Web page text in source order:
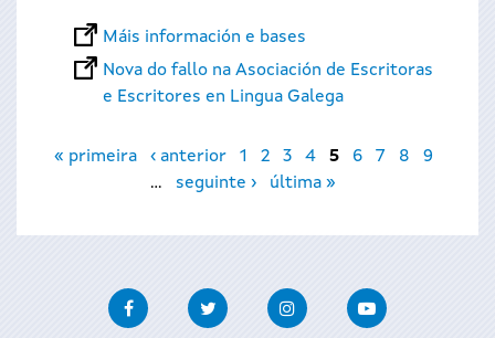
Máis información e bases
Nova do fallo na Asociación de Escritoras
e Escritores en Lingua Galega
Páxinas
« primeira ‹ anterior 1 2 3 4 5 6 7 8
9
…
seguinte › última »
FacebookTwitter InstagramYoutube